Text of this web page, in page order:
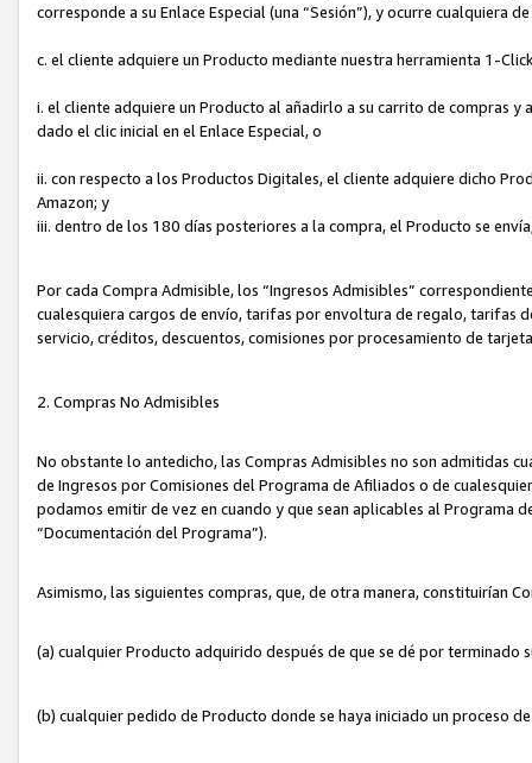
corresponde a su Enlace Especial (una “Sesión”), y ocurre cualquiera
c. el cliente adquiere un Producto mediante nuestra herramienta 1-
i. el cliente adquiere un Producto al añadirlo a su carrito de compras
dado el clic inicial en el Enlace Especial, o
ii. con respecto a los Productos Digitales, el cliente adquiere dicho
Amazon; y
iii. dentro de los 180 días posteriores a la compra, el Producto se
Por cada Compra Admisible, los “Ingresos Admisibles”
cualesquiera cargos de envío, tarifas por envoltura de regalo, tarifas
servicio, créditos, descuentos, comisiones por procesamiento de
2. Compras No Admisibles
No obstante lo antedicho, las Compras Admisibles no son admitidas
de Ingresos por Comisiones del Programa de Afiliados o de
podamos emitir de vez en cuando y que sean aplicables al Programa
“Documentación del Programa”).
Asimismo, las siguientes compras, que, de otra manera, constituirían
(a) cualquier Producto adquirido después de que se dé por terminado
(b) cualquier pedido de Producto donde se haya iniciado un proceso